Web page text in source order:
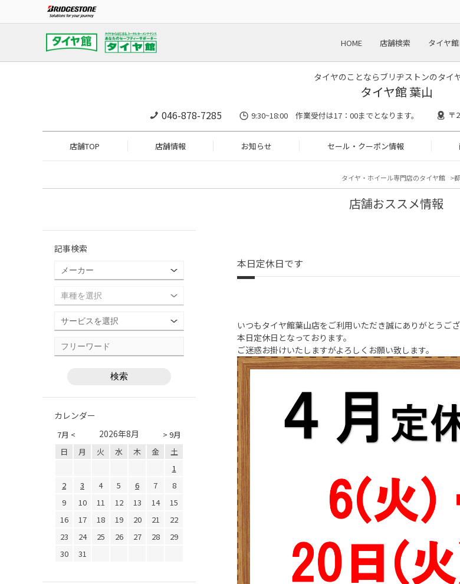
HOME 店舗検索 タイヤ
タイヤのことならブリヂストンのタイ
タイヤ館 葉山
046-878-7285 9:30~18:00 作業受付は17：00までとなります。 〒
店舗TOP 店舗情報 お知らせ セール・クーポン情報
タイヤ・ホイール専門店のタイヤ館
店舗おススメ情報
本日定休日です
いつもタイヤ館葉山店をご利用いただき誠にありがとうござ
本日定休日となっております。
ご迷惑お掛けいたしますがよろしくお願い致します。
記事検索
カレンダー
7月 < > 9月
2026年8月
日 月 火 水 木 金
土
1
2
3 4 5 6 7
8
9
10 11 12 13 14
15
16
17 18 19 20 21
22
23
24 25 26 27 28
29
30
31